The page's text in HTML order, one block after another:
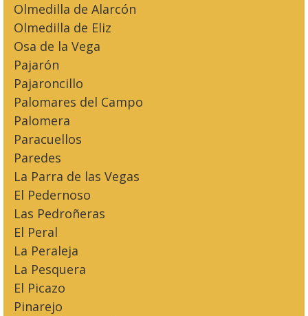
Olmedilla de Alarcón
Olmedilla de Eliz
Osa de la Vega
Pajarón
Pajaroncillo
Palomares del Campo
Palomera
Paracuellos
Paredes
La Parra de las Vegas
El Pedernoso
Las Pedroñeras
El Peral
La Peraleja
La Pesquera
El Picazo
Pinarejo